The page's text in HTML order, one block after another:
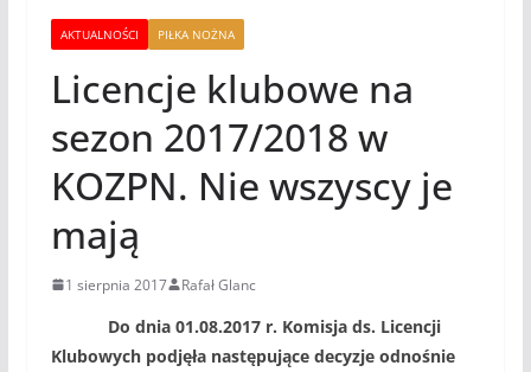
AKTUALNOŚCI PIŁKA NOŻNA
Licencje klubowe na
sezon 2017/2018 w
KOZPN. Nie wszyscy je
mają
1 sierpnia 2017 Rafał Glanc
Do dnia 01.08.2017 r. Komisja ds. Licencji
Klubowych podjęła następujące decyzje odnośnie